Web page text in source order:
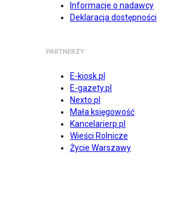
Informacje o nadawcy
Deklaracja dostępności
PARTNERZY
E-kiosk.pl
E-gazety.pl
Nexto.pl
Mała księgowość
Kancelarierp.pl
Wieści Rolnicze
Życie Warszawy